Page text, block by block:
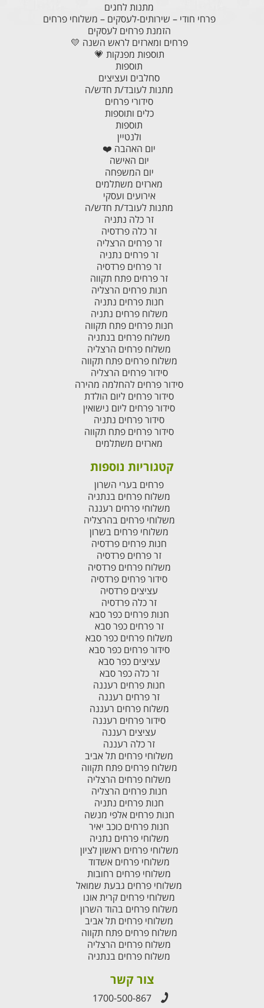
מתנות לחגים
פרחי חודי – שירותים-לעסקים – משלוחי פרחים
הזמנת פרחים לעסקים
פרחים ומארזים לראש השנה 💛
תוספות מפנקות 💗
תוספות
סחלבים ועציצים
מתנות לעובד/ת חדש/ה
סידורי פרחים
כלים ותוספות
תוספות
ולנטיין
יום האהבה ❤️
יום האישה
יום המשפחה
מארזים משתלמים
אירועים ועסקי
מתנות לעובד/ת חדש/ה
זר כלה נתניה
זר כלה פרדסיה
זר פרחים הרצליה
זר פרחים נתניה
זר פרחים פרדסיה
זר פרחים פתח תקווה
חנות פרחים הרצליה
חנות פרחים נתניה
משלוח פרחים נתניה
חנות פרחים פתח תקווה
משלוח פרחים בנתניה
משלוח פרחים הרצליה
משלוח פרחים פתח תקווה
סידור פרחים הרצליה
סידור פרחים להחלמה מהירה
סידור פרחים ליום הולדת
סידור פרחים ליום נישואין
סידור פרחים נתניה
סידור פרחים פתח תקווה
מארזים משתלמים
קטגוריות נוספות
פרחים בערי השרון
משלוח פרחים בנתניה
משלוחי פרחים רעננה
משלוחי פרחים בהרצליה
משלוחי פרחים בשרון
חנות פרחים פרדסיה
זר פרחים פרדסיה
משלוח פרחים פרדסיה
סידור פרחים פרדסיה
עציצים פרדסיה
זר כלה פרדסיה
חנות פרחים כפר סבא
זר פרחים כפר סבא
משלוח פרחים כפר סבא
סידור פרחים כפר סבא
עציצים כפר סבא
זר כלה כפר סבא
חנות פרחים רעננה
זר פרחים רעננה
משלוח פרחים רעננה
סידור פרחים רעננה
עציצים רעננה
זר כלה רעננה
משלוחי פרחים תל אביב
משלוח פרחים פתח תקווה
משלוח פרחים הרצליה
חנות פרחים הרצליה
חנות פרחים נתניה
חנות פרחים אלפי מנשה
חנות פרחים כוכב יאיר
משלוחי פרחים נתניה
משלוחי פרחים ראשון לציון
משלוחי פרחים אשדוד
משלוחי פרחים רחובות
משלוחי פרחים גבעת שמואל
משלוחי פרחים קרית אונו
משלוח פרחים בהוד השרון
משלוחי פרחים תל אביב
משלוח פרחים פתח תקווה
משלוח פרחים הרצליה
משלוח פרחים בנתניה
צור קשר
1700-500-867